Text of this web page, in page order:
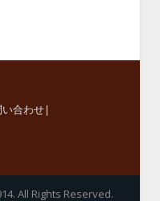
い合わせ|
All Rights Reserved.